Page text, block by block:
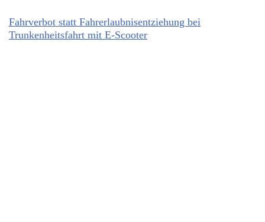
Fahrverbot statt Fahrerlaubnisentziehung bei
Trunkenheitsfahrt mit E-Scooter